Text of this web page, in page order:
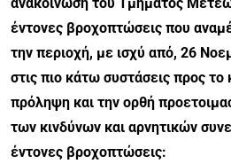
ανακοίνωση του Τμήματος
έντονες βροχοπτώσεις που
την περιοχή, με ισχύ από, 26
στις πιο κάτω συστάσεις προς το
πρόληψη και την ορθή
των κινδύνων και αρνητικών
έντονες βροχοπτώσεις: